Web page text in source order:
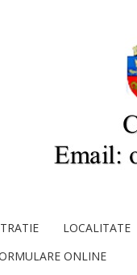
LOCALITATE
ONLINE